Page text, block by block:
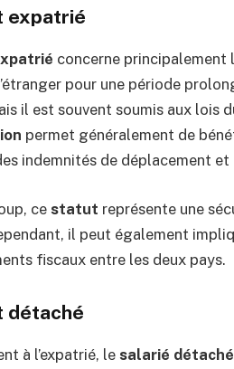
expatrié
concerne principalement
pour une période
il est souvent soumis aux lois
permet généralement de
indemnités de déplacement
cestatut représente une
il peut également
fiscaux entre les deux pays.
détaché
à l’expatrié, le salarié détaché